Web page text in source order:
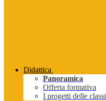
Didattica
Panoramica
Offerta formativa
I progetti delle classi